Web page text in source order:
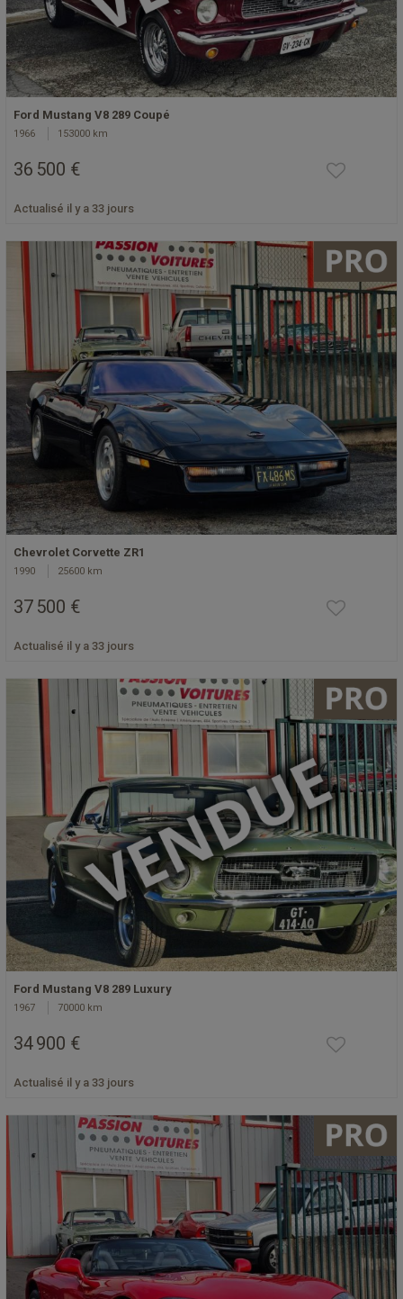
Ford Mustang V8 289 Coupé
1966 153000 km
36 500 €
Actualisé il y a 33 jours
Chevrolet Corvette ZR1
1990 25600 km
37 500 €
Actualisé il y a 33 jours
Ford Mustang V8 289 Luxury
1967 70000 km
34 900 €
Actualisé il y a 33 jours